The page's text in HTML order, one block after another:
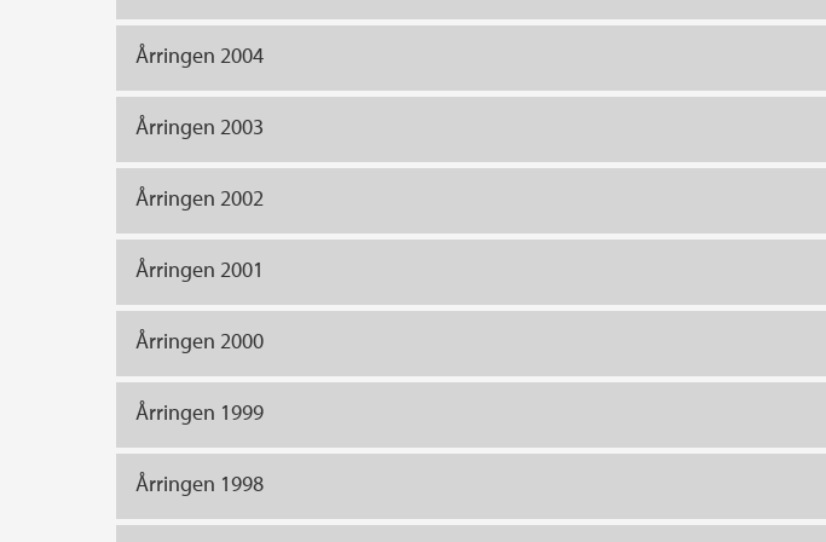
Årringen 2004
Årringen 2003
Årringen 2002
Årringen 2001
Årringen 2000
Årringen 1999
Årringen 1998